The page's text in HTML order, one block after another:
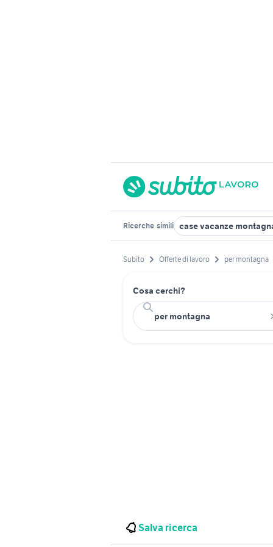
Ricerche simili case vacanze
Subito Offerte di lavoro per montagna
Cosa cerchi?
Salva ricerca